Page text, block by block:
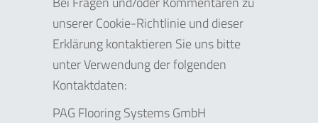
unserer Cookie-Richtlinie und dieser
Erklärung kontaktieren Sie uns bitte
unter Verwendung der folgenden
Kontaktdaten:
PAG Flooring Systems GmbH